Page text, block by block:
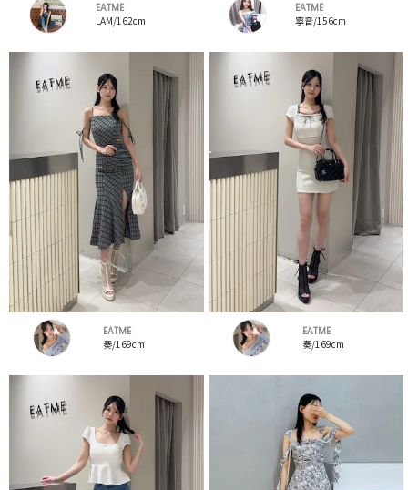
EATME
LAM/162cm
EATME
寧音/156cm
EATME
奏/169cm
EATME
奏/169cm